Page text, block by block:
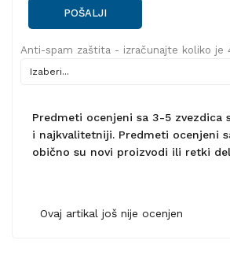
POŠALJI
Anti-spam zaštita - izračunajte koliko je
Predmeti ocenjeni sa 3-5 zvezdica
i najkvalitetniji. Predmeti ocenjeni
obično su novi proizvodi ili retki
Ovaj artikal još nije ocenjen